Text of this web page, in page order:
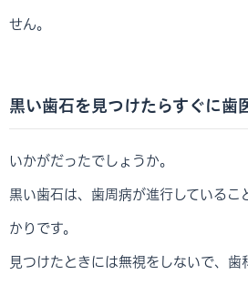
せん。
黒い歯石を見つけたらすぐに歯
いかがだったでしょうか。
黒い歯石は、歯周病が進行しているこ
かりです。
見つけたときには無視をしないで、歯